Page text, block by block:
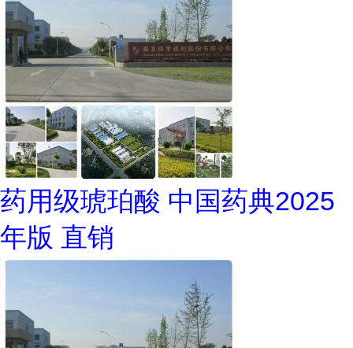
药用级琥珀酸 中国药典2025
年版 直销